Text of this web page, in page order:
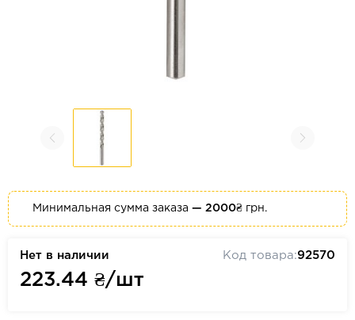
Минимальная сумма заказа — 2000₴ грн.
Нет в наличии
223.44 ₴/шт
Код товара:92570